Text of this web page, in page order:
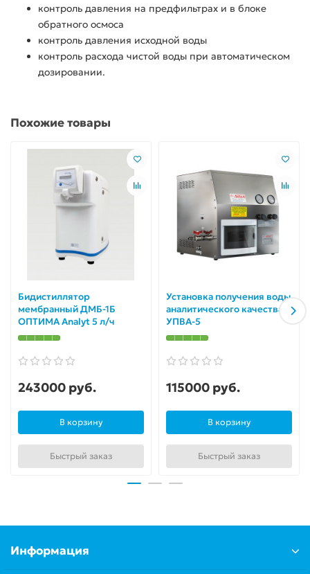
контроль давления на предфильтрах и в блоке
обратного осмоса
контроль давления исходной воды
контроль расхода чистой воды при автоматическом
дозировании.
Похожие товары
Бидистиллятор
мембранный ДМБ-1Б
ОПТИМА Analyt 5 л/ч
243000 руб.
В корзину
Быстрый заказ
Установка получения воды
аналитического качества
УПВА-5
115000 руб.
В корзину
Быстрый заказ
Информация